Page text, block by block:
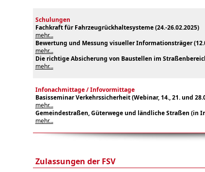
Schulungen
Fachkraft für Fahrzeugrückhaltesysteme (24.-26.02.2025)
mehr...
Bewertung und Messung visueller Informationsträger
mehr...
Die richtige Absicherung von Baustellen im
mehr...
Infonachmittage / Infovormittage
Basisseminar Verkehrssicherheit (Webinar, 14., 21. und
mehr...
Gemeindestraßen, Güterwege und ländliche Straßen (in
mehr...
Zulassungen der FSV